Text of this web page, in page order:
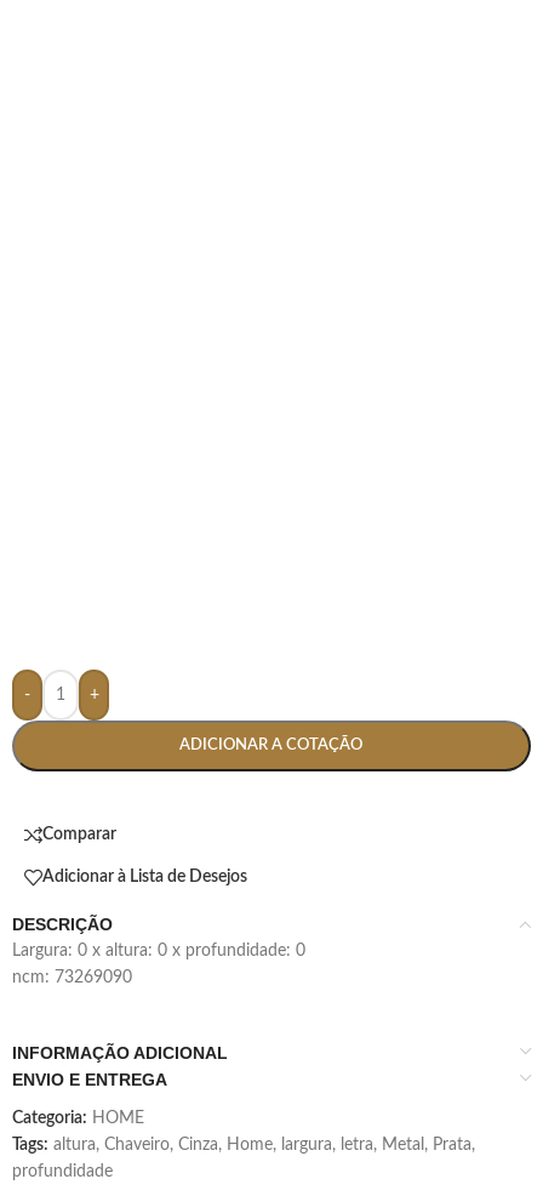
- +
ADICIONAR A COTAÇÃO
Comparar
Adicionar à Lista de Desejos
DESCRIÇÃO
largura: 0 x altura: 0 x profundidade: 0
ncm: 73269090
INFORMAÇÃO ADICIONAL
ENVIO E ENTREGA
Categoria: HOME
Tags: altura, Chaveiro, Cinza, Home, largura, letra, Metal , Prata,
profundidade